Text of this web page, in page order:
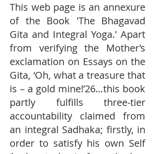
This web page is an annexure
of the Book 'The Bhagavad
Gita and Integral Yoga.' Apart
from verifying the Mother’s
exclamation on Essays on the
Gita, ‘Oh, what a treasure that
is – a gold mine!’26…this book
partly fulfills three-tier
accountability claimed from
an integral Sadhaka; firstly, in
order to satisfy his own Self